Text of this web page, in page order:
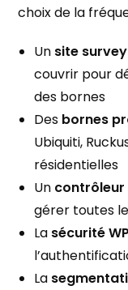
choix de la
Un site survey
couvrir pour
des bornes
Des bornes
Ubiquiti,
résidentielles
Un contrôleur
gérer toutes
La sécurité
La